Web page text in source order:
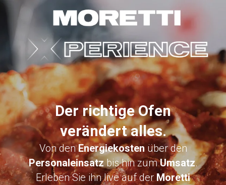
Der richtige Ofen
verändert alles.
Von denEnergiekosten über den
Personaleinsatzbis hin zumUmsatz.
Erleben Sie ihn live auf derMoretti